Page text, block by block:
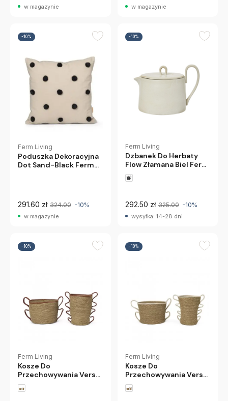
w magazynie w magazynie
-10%
Ferm Living
Poduszka Dekoracyjna
Dot Sand-Black Ferm
291.60 zł 324.00 -10%
w magazynie
-10%
Ferm Living
Dzbanek Do Herbaty
Flow Złamana Biel Ferm
Living
292.50 zł 325.00 -10%
wysyłka: 14-28 dni
-10%
Ferm Living
Kosze Do
Przechowywania Verso
2 Szt. Beżowo-Brązowe
Ferm Living
-10%
Ferm Living
Kosze Do
Przechowywania Verso
2 Szt. Beżowo-Białe
Ferm Living